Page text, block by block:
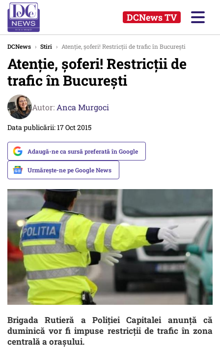
DCNews TV
DCNews › Stiri › Atenție, șoferi! Restricții de trafic în București
Atenție, șoferi! Restricții de
trafic în București
Autor: Anca Murgoci
Data publicării: 17 Oct 2015
Adaugă-ne ca sursă preferată în Google
Urmărește-ne pe Google News
Brigada Rutieră a Poliției Capitalei anunță că
duminică vor fi impuse restricții de trafic în zona
centrală a orașului.